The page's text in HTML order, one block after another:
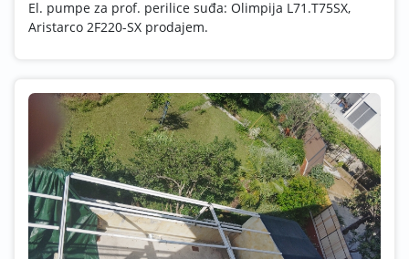
El. pumpe za prof. perilice suđa: Olimpija L71.T75SX,
Aristarco 2F220-SX prodajem.